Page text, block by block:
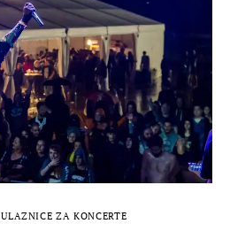
ULAZNICE ZA KONCERTE